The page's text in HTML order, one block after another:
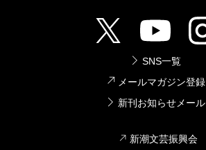
SNS一覧
メールマガジン登録
新刊お知らせメール
新潮文芸振興会